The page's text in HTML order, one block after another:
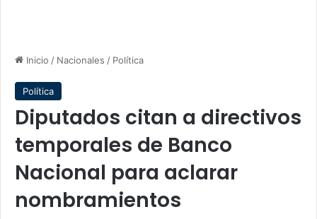
Inicio / Nacionales / Política
Política
Diputados citan a directivos
temporales de Banco
Nacional para aclarar
nombramientos